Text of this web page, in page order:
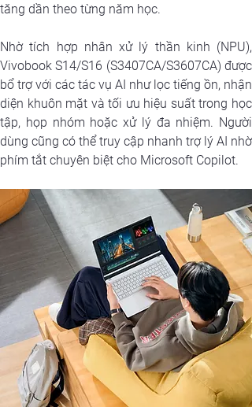
tăng dần theo từng năm học.
Nhờ tích hợp nhân xử lý thần kinh (NPU),
Vivobook S14/S16 (S3407CA/S3607CA) được
bổ trợ với các tác vụ AI như lọc tiếng ồn, nhận
diện khuôn mặt và tối ưu hiệu suất trong học
tập, họp nhóm hoặc xử lý đa nhiệm. Người
dùng cũng có thể truy cập nhanh trợ lý AI nhờ
phím tắt chuyên biệt cho Microsoft Copilot.